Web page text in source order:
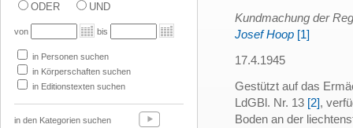
ODER UND
von bis
in Personen suchen
in Körperschaften suchen
in Editionstexten suchen
in den Kategorien suchen
Kundmachung der
Josef Hoop [1]
17.4.1945
Gestützt auf das
LdGBl. Nr. 13 [2],
Boden an der